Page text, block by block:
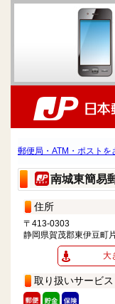
郵便局・ATM・ポストを
南城東簡易
住所
〒413-0303
静岡県賀茂郡東伊豆町
大
取り扱いサービス